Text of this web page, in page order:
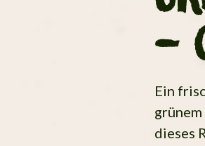
–
Ein
dieses